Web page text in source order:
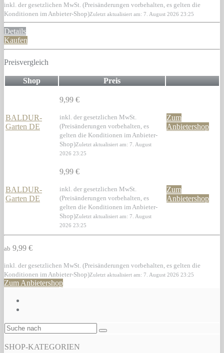
inkl. der gesetzlichen MwSt. (Preisänderungen vorbehalten, es gelten die
Konditionen im Anbieter-Shop)Zuletzt aktualisiert am: 7. August 2026 23:25
Details
Kaufen
Preisvergleich
Shop Preis
BALDUR-
Garten DE
9,99 €
inkl. der gesetzlichen MwSt.
(Preisänderungen vorbehalten, es
gelten die Konditionen im Anbieter-
Shop)Zuletzt aktualisiert am: 7. August
2026 23:25
Zum
Anbietershop
BALDUR-
Garten DE
9,99 €
inkl. der gesetzlichen MwSt.
(Preisänderungen vorbehalten, es
gelten die Konditionen im Anbieter-
Shop)Zuletzt aktualisiert am: 7. August
2026 23:25
Zum
Anbietershop
ab 9,99 €
inkl. der gesetzlichen MwSt. (Preisänderungen vorbehalten, es gelten die
Konditionen im Anbieter-Shop)Zuletzt aktualisiert am: 7. August 2026 23:25
Zum Anbietershop
SHOP-KATEGORIEN